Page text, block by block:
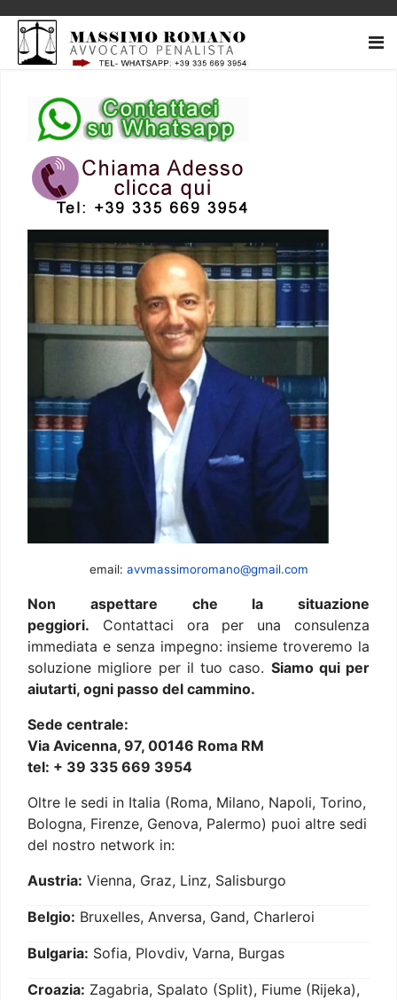
email: avvmassimoromano@gmail.com
Non aspettare che la situazione
peggiori. Contattaci ora per una consulenza
immediata e senza impegno: insieme troveremo la
soluzione migliore per il tuo caso. Siamo qui per
aiutarti, ogni passo del cammino.
Sede centrale:
Via Avicenna, 97, 00146 Roma RM
tel: + 39 335 669 3954
Oltre le sedi in Italia (Roma, Milano, Napoli, Torino,
Bologna, Firenze, Genova, Palermo) puoi altre sedi
del nostro network in:
Austria: Vienna, Graz, Linz, Salisburgo
Belgio: Bruxelles, Anversa, Gand, Charleroi
Bulgaria: Sofia, Plovdiv, Varna, Burgas
Croazia: Zagabria, Spalato (Split), Fiume (Rijeka),